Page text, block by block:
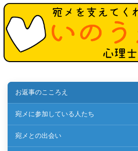
お返事のこころえ
宛メに参加している人たち
宛メとの出会い